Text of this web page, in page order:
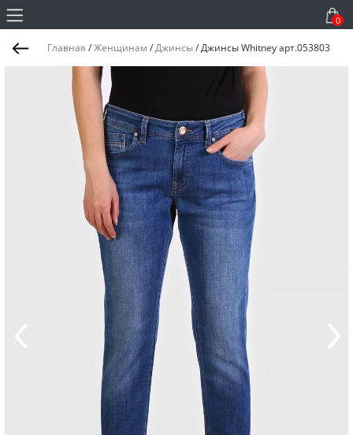
0
Главная /Женщинам /Джинсы/Джинсы Whitney арт.053803